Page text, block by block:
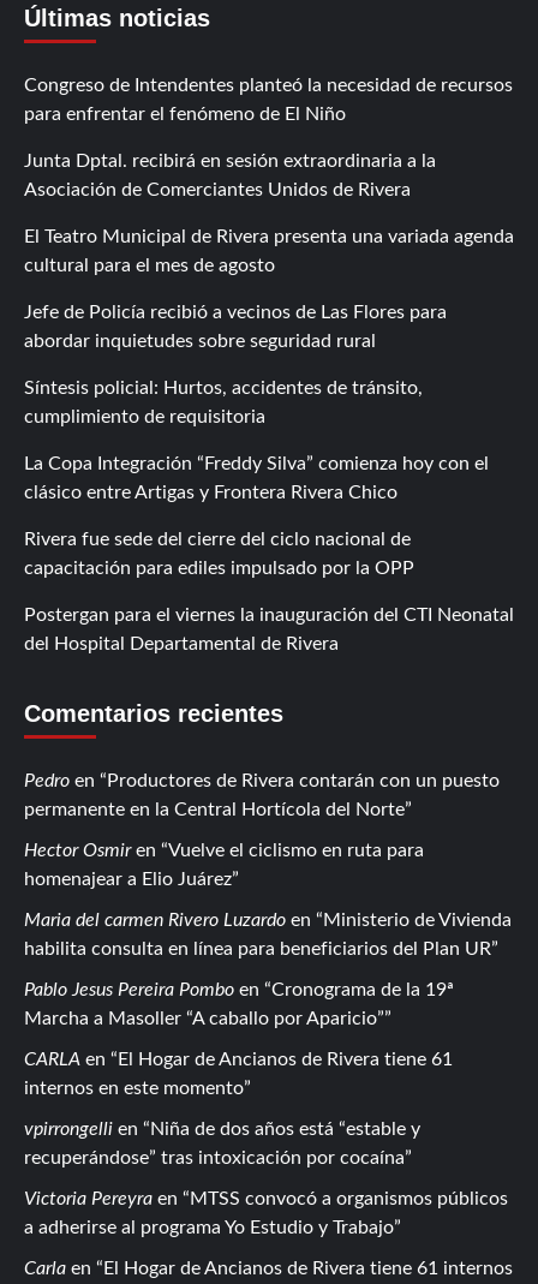
Últimas noticias
Congreso de Intendentes planteó la necesidad de recursos
para enfrentar el fenómeno de El Niño
Junta Dptal. recibirá en sesión extraordinaria a la
Asociación de Comerciantes Unidos de Rivera
El Teatro Municipal de Rivera presenta una variada agenda
cultural para el mes de agosto
Jefe de Policía recibió a vecinos de Las Flores para
abordar inquietudes sobre seguridad rural
Síntesis policial: Hurtos, accidentes de tránsito,
cumplimiento de requisitoria
La Copa Integración “Freddy Silva” comienza hoy con el
clásico entre Artigas y Frontera Rivera Chico
Rivera fue sede del cierre del ciclo nacional de
capacitación para ediles impulsado por la OPP
Postergan para el viernes la inauguración del CTI Neonatal
del Hospital Departamental de Rivera
Comentarios recientes
Pedro en
Productores de Rivera contarán con un puesto
permanente en la Central Hortícola del Norte
Hector Osmiren
Vuelve el ciclismo en ruta para
homenajear a Elio Juárez
Maria del carmen Rivero Luzardo en
Ministerio de Vivienda
habilita consulta en línea para beneficiarios del Plan UR
Pablo Jesus Pereira Pombo en
Cronograma de la 19ª
Marcha a Masoller “A caballo por Aparicio”
CARLA en
El Hogar de Ancianos de Rivera tiene 61
internos en este momento
vpirrongelli en
Niña de dos años está “estable y
recuperándose” tras intoxicación por cocaína
Victoria Pereyra en
MTSS convocó a organismos públicos
a adherirse al programa Yo Estudio y Trabajo
Carla en El Hogar de Ancianos de Rivera tiene 61 internos